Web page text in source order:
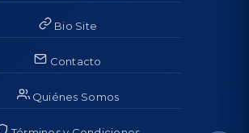
Bio Site
Contacto
Quiénes Somos